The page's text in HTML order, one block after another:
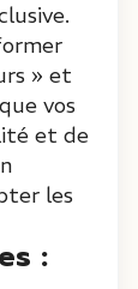
» et
vos
et de
les
: